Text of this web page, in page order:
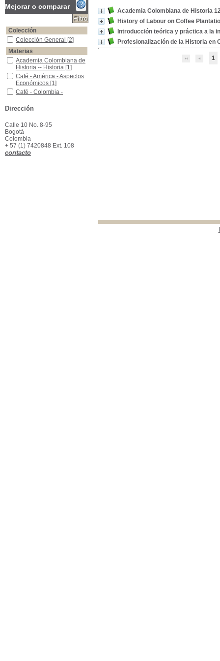
Academia Colombiana de Historia
History of Labour on Coffee
Introducción teórica y práctica a la
Profesionalización de la Historia en
1
Mejorar o comparar
Colección
Colección General
Colección General [2]
Materias
Academia Colombiana de Historia -- Historia
Academia Colombiana de
Historia -- Historia [1]
Café - América - Aspectos Económicos
Café - América - Aspectos
Económicos [1]
Café - Colombia - Aspectos Políticos y Sociales
Café - Colombia -
Sociales
Enseñanza Superior -Historia -Colombia.
Enseñanza Superior -
Historia -Colombia.
Historia -Enseñanza
Historia -Enseñanza
Historia -Investigaciones
Historia -Investigaciones
[1]
Dirección
Calle 10 No. 8-95
Bogotá
Colombia
+ 57 (1) 7420848 Ext. 108
contacto